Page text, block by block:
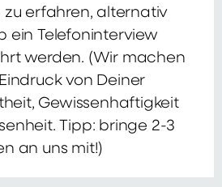
zu erfahren, alternativ
ein Telefoninterview
werden. (Wir machen
von Deiner
Gewissenhaftigkeit
Tipp: bringe 2-3
an uns mit!)